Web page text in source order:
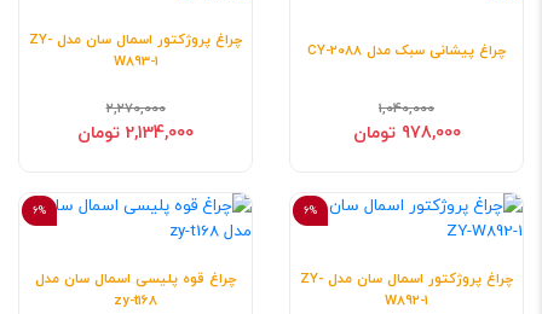
چراغ پیشانی سبک مدل CY-2088
1,040,000
978,000 تومان
چراغ پروژکتور اسمال سان مدل ZY-
W893-1
2,270,000
2,134,000 تومان
6%
چراغ پروژکتور اسمال سان مدل ZY-
W892-1
6%
چراغ قوه پلیسی اسمال سان مدل
zy-t168